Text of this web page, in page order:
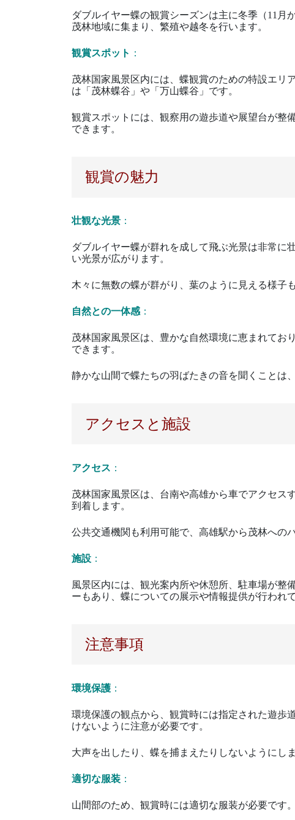
ダブルイヤー蝶の観賞シーズンは主に冬季（11月
茂林地域に集まり、繁殖や越冬を行います。
観賞スポット ：
茂林国家風景区内には、蝶観賞のための特設エリ
は「茂林蝶谷」や「万山蝶谷」です。
観賞スポットには、観察用の遊歩道や展望台が整
できます。
観賞の魅力
壮観な光景 ：
ダブルイヤー蝶が群れを成して飛ぶ光景は非常に
い光景が広がります。
木々に無数の蝶が群がり、葉のように見える様子
自然との一体感 ：
茂林国家風景区は、豊かな自然環境に恵まれてお
できます。
静かな山間で蝶たちの羽ばたきの音を聞くことは
アクセスと施設
アクセス ：
茂林国家風景区は、台南や高雄から車でアクセス
到着します。
公共交通機関も利用可能で、高雄駅から茂林への
施設 ：
風景区内には、観光案内所や休憩所、駐車場が整
ーもあり、蝶についての展示や情報提供が行われて
注意事項
環境保護 ：
環境保護の観点から、観賞時には指定された遊歩
けないように注意が必要です。
大声を出したり、蝶を捕まえたりしないようにしま
適切な服装 ：
山間部のため、観賞時には適切な服装が必要です